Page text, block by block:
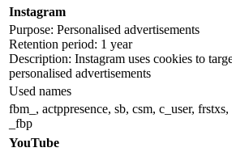
Instagram
Purpose: Personalised advertisements
Retention period: 1 year
Description: Instagram uses cookies to
personalised advertisements
Used names
fbm_, actppresence, sb, csm, c_user, frstxs,
_fbp
YouTube